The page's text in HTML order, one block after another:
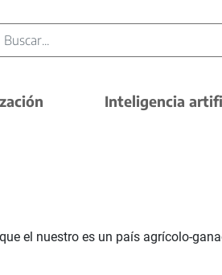
Inteligencia
el nuestro es un país agrícolo-